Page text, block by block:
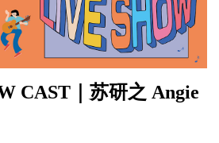
CAST｜苏研之 Angie